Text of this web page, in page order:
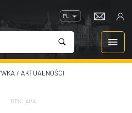
PL
/ AKTUALNOŚCI
REKLAMA